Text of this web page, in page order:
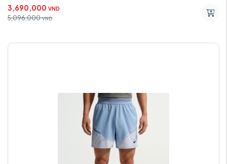
3,690,000 VND
5,096,000 VND